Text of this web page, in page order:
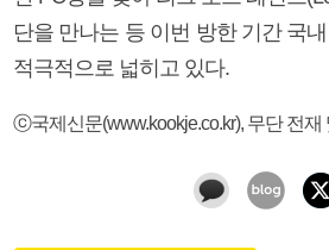
단을 만나는 등 이번 방한 기간 국
적극적으로 넓히고 있다.
ⓒ국제신문(www.kookje.co.kr), 무단 전재